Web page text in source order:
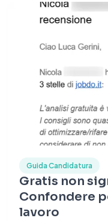
Guida Candidatura
Gratis non
Confondere
lavoro